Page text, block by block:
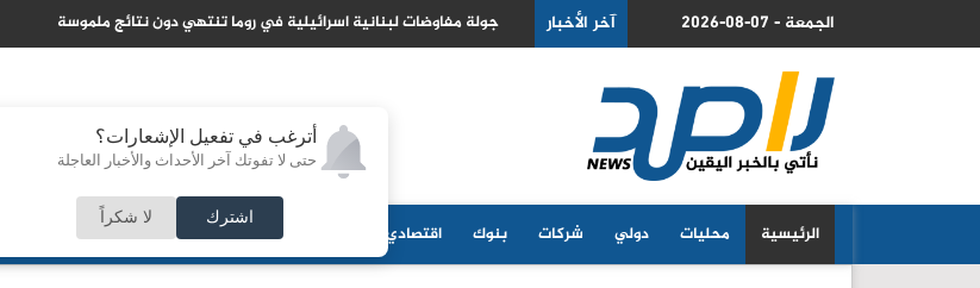
أترغب في تفعيل الإشعارات؟
حتى لا تفوتك آخر الأحداث والأخبار العاجلة
اشترك لا شكراً
2026-08-07 - الجمعة آخر الأخبار فرص دعم الاقتصاد السعودي جولة مفاوضات لبنانية اسرائيلية في روما تنتهي دون نتائج ملموسة
الرئيسية محليات دولي شركات بنوك اقتصادي منوعات ثقافة مجلس الأمة